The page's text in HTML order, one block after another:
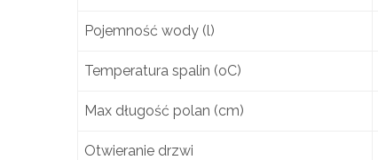
Pojemność wody (l)
Temperatura spalin (oC)
Max długość polan (cm)
Otwieranie drzwi